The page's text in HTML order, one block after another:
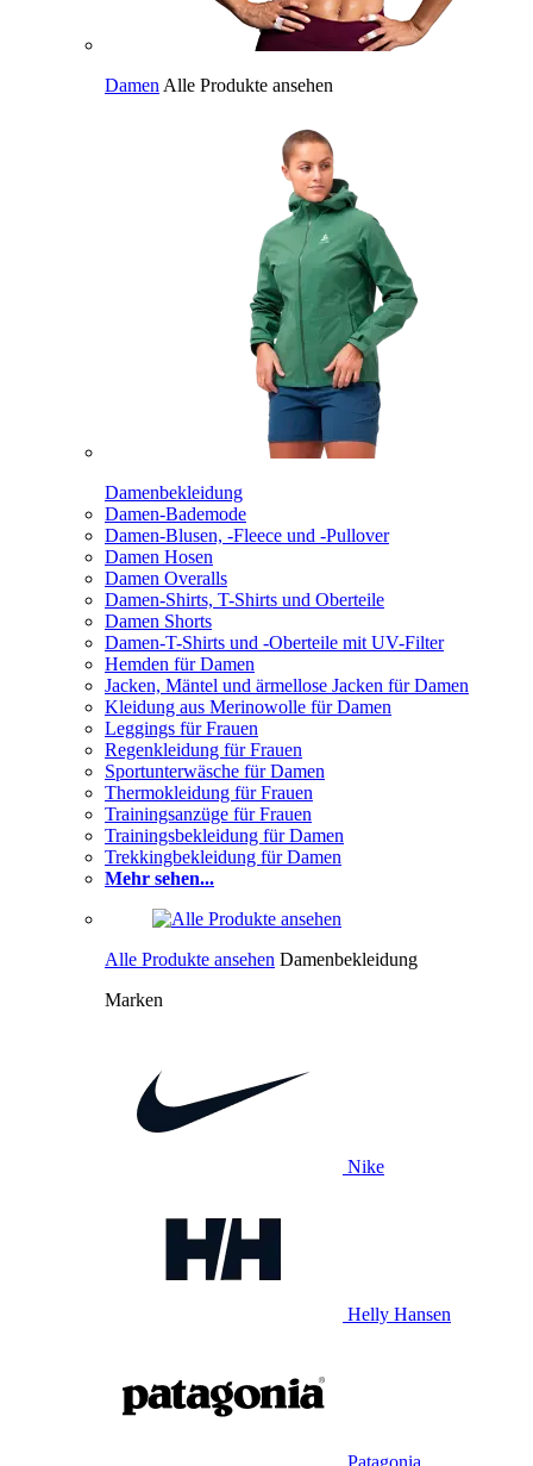
Damen Alle Produkte ansehen
Damenbekleidung
Damen-Bademode
Damen-Blusen, -Fleece und -Pullover
Damen Hosen
Damen Overalls
Damen-Shirts, T-Shirts und Oberteile
Damen Shorts
Damen-T-Shirts und -Oberteile mit UV-Filter
Hemden für Damen
Jacken, Mäntel und ärmellose Jacken für Damen
Kleidung aus Merinowolle für Damen
Leggings für Frauen
Regenkleidung für Frauen
Sportunterwäsche für Damen
Thermokleidung für Frauen
Trainingsanzüge für Frauen
Trainingsbekleidung für Damen
Trekkingbekleidung für Damen
Mehr sehen...
Alle Produkte ansehen Damenbekleidung
Marken
Nike
Helly Hansen
Patagonia